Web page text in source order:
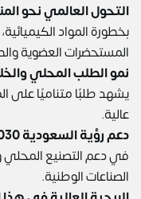
التحول العالمي نحو
بخطورة المواد
المستحضرات العضوية
نمو الطلب المحلي
يشهد طلبًا متناميًا على
عالية.
دعم رؤية السعودية 2030:
في دعم التصنيع المحلي
الصناعات الوطنية.